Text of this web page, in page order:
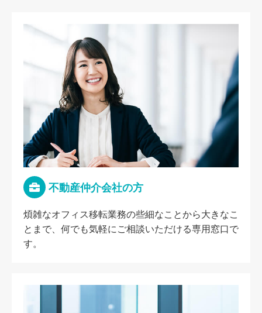
不動産仲介会社の方
煩雑なオフィス移転業務の些細なことから大きなこ
とまで、何でも気軽にご相談いただける専用窓口で
す。